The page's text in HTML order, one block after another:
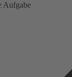
Aufgabe